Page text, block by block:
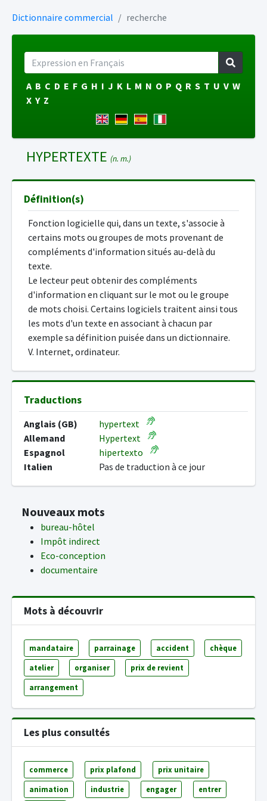
Dictionnaire commercial recherche
A B C D E F G H I J K L M N O P Q R S T U V W
X Y Z
HYPERTEXTE (n. m.)
Définition(s)
Fonction logicielle qui, dans un texte, s'associe à
certains mots ou groupes de mots provenant de
compléments d'information situés au-delà du
texte.
Le lecteur peut obtenir des compléments
d'information en cliquant sur le mot ou le groupe
de mots choisi. Certains logiciels traitent ainsi tous
les mots d'un texte en associant à chacun par
exemple sa définition puisée dans un dictionnaire.
V. Internet, ordinateur.
Traductions
Anglais (GB)
hypertext
Allemand
Hypertext
Espagnol
hipertexto
Italien
Pas de traduction à ce jour
Nouveaux mots
bureau-hôtel
Impôt indirect
Eco-conception
documentaire
Mots à découvrir
mandataire parrainage accident chèque
atelier organiser prix de revient
arrangement
Les plus consultés
commerce prix plafond prix unitaire
animation industrie engager entrer